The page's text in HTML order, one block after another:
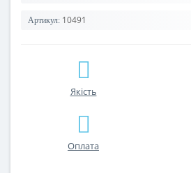
Артикул: 10491
Якість
Оплата